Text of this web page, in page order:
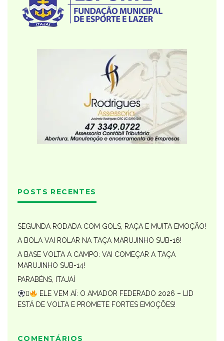
POSTS RECENTES
SEGUNDA RODADA COM GOLS, RAÇA E MUITA EMOÇÃO!
A BOLA VAI ROLAR NA TAÇA MARUJINHO SUB-16!
A BASE VOLTA A CAMPO: VAI COMEÇAR A TAÇA
MARUJINHO SUB-14!
PARABÉNS, ITAJAÍ

ELE VEM AÍ: O AMADOR FEDERADO 2026 – LID
ESTÁ DE VOLTA E PROMETE FORTES EMOÇÕES!
COMENTÁRIOS